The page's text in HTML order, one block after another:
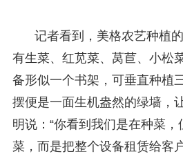
记者看到，美格农艺种植
有生菜、红苋菜、莴苣、小松
备形似一个书架，可垂直种植
摆便是一面生机盎然的绿墙，
明说：“你看到我们是在种菜
菜，而是把整个设备租赁给客